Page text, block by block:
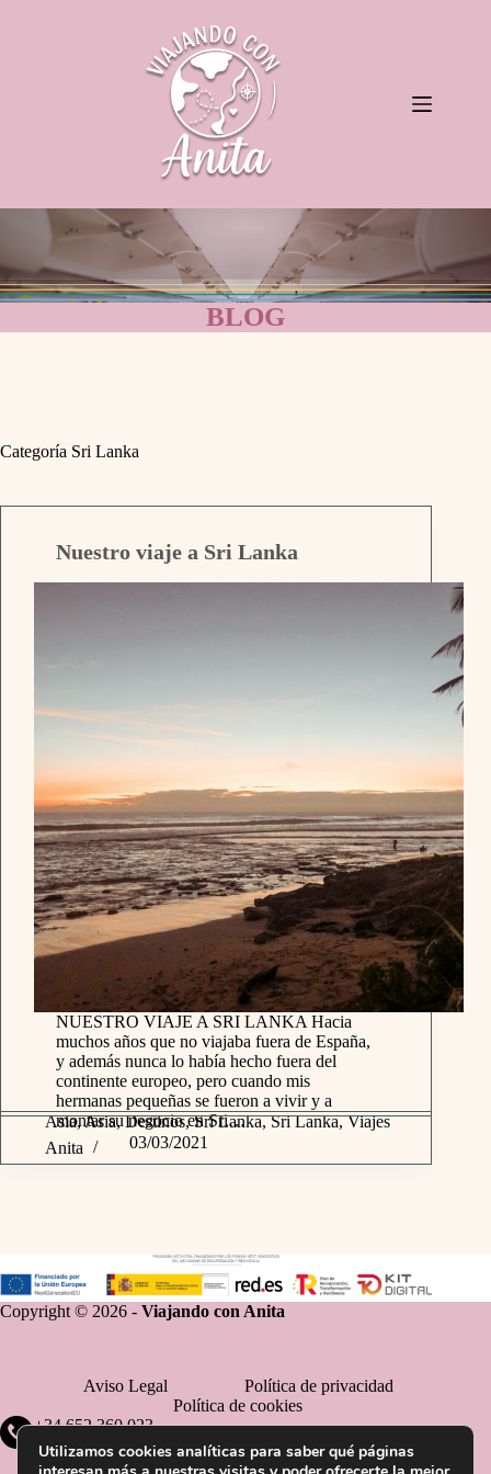
BLOG
Categoría Sri Lanka
Asia,Asia,Destinos,Sri Lanka,Sri Lanka,Viajes
Nuestro viaje a Sri Lanka
NUESTRO VIAJE A SRI LANKA Hacia
muchos años que no viajaba fuera de España,
y además nunca lo había hecho fuera del
continente europeo, pero cuando mis
hermanas pequeñas se fueron a vivir y a
montar su negocio en Sri…
Anita
03/03/2021
Copyright © 2026 - Viajando con Anita
Aviso Legal
Política de privacidad
Política de cookies
+34 652 360 023
Utilizamos cookies analíticas para saber qué páginas